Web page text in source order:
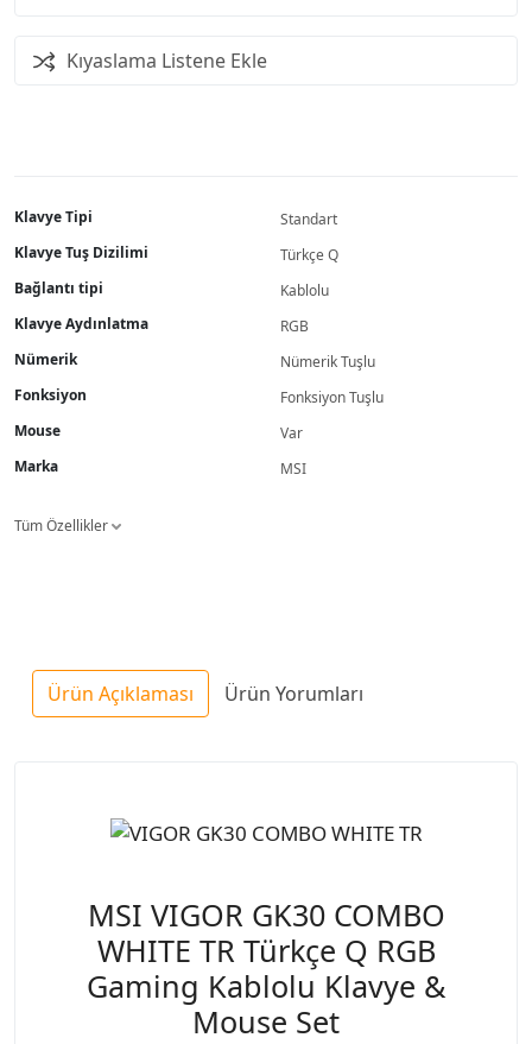
Kıyaslama Listene Ekle
Klavye Tipi
Standart
Klavye Tuş Dizilimi
Türkçe Q
Bağlantı tipi
Kablolu
Klavye Aydınlatma
RGB
Nümerik
Nümerik Tuşlu
Fonksiyon
Fonksiyon Tuşlu
Mouse
Var
Marka
MSI
Tüm Özellikler
Ürün Açıklaması Ürün Yorumları
MSI VIGOR GK30 COMBO
WHITE TR Türkçe Q RGB
Gaming Kablolu Klavye &
Mouse Set